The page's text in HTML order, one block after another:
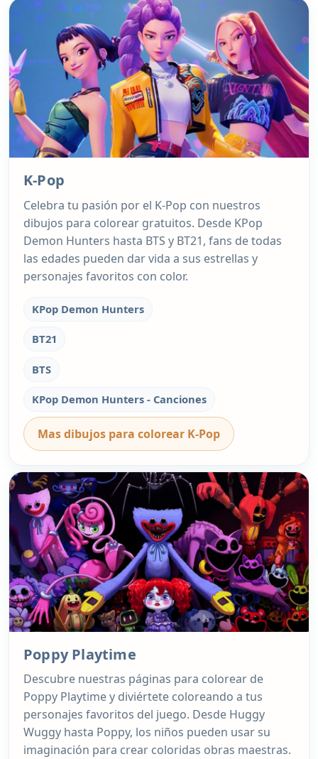
K-Pop
Celebra tu pasión por el K-Pop con nuestros
dibujos para colorear gratuitos. Desde KPop
Demon Hunters hasta BTS y BT21, fans de todas
las edades pueden dar vida a sus estrellas y
personajes favoritos con color.
KPop Demon Hunters
BT21
BTS
KPop Demon Hunters - Canciones
Mas dibujos para colorear K-Pop
Poppy Playtime
Descubre nuestras páginas para colorear de
Poppy Playtime y diviértete coloreando a tus
personajes favoritos del juego. Desde Huggy
Wuggy hasta Poppy, los niños pueden usar su
imaginación para crear coloridas obras maestras.